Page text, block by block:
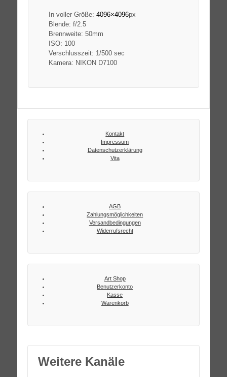
In voller Größe: 4096×4096px
Blende: f/2.5
Brennweite: 50mm
ISO: 100
Verschlusszeit: 1/500 sec
Kamera: NIKON D7100
Kontakt
Impressum
Datenschutzerklärung
Vita
AGB
Zahlungsmöglichkeiten
Versandbedingungen
Widerrufsrecht
Art Shop
Benutzerkonto
Kasse
Warenkorb
Weitere Kanäle